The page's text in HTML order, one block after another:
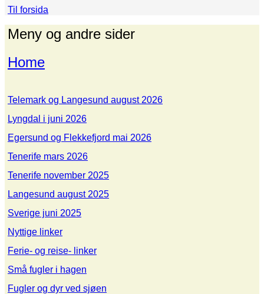
Til forsida
Meny og andre sider
Home
Telemark og Langesund august 2026
Lyngdal i juni 2026
Egersund og Flekkefjord mai 2026
Tenerife mars 2026
Tenerife november 2025
Langesund august 2025
Sverige juni 2025
Nyttige linker
Ferie- og reise- linker
Små fugler i hagen
Fugler og dyr ved sjøen